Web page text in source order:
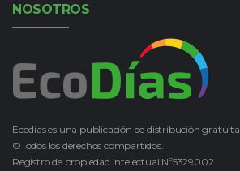
NOSOTROS
Ecodías es una publicación de distribución gratuita.
©Todos los derechos compartidos.
Registro de propiedad intelectual Nº5329002